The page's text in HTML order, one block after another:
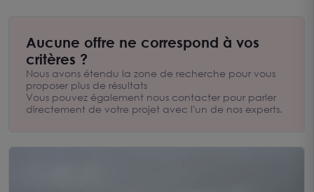
Aucune offre ne correspond à vos
critères ?
Nous avons étendu la zone de recherche pour vous
proposer plus de résultats
Vous pouvez également nous contacter pour parler
directement de votre projet avec l'un de nos experts.